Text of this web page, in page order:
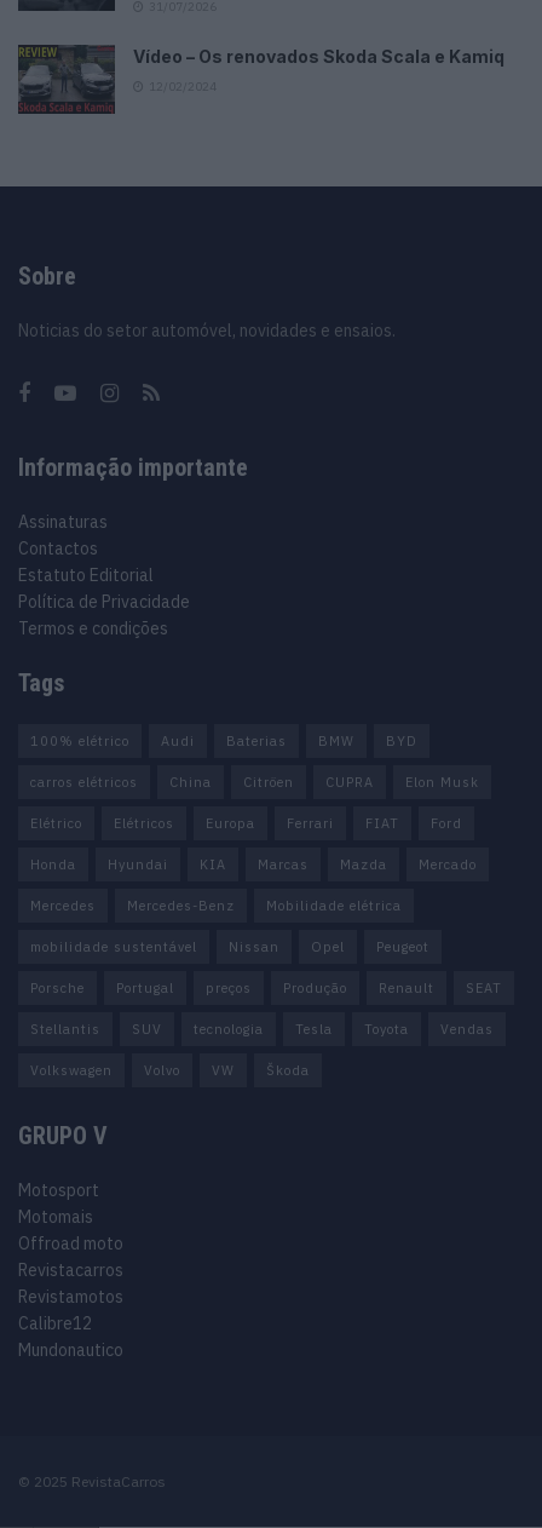
Vídeo – Os renovados Skoda Scala e Kamiq
Sobre
Noticias do setor automóvel, novidades e ensaios.
Informação importante
Assinaturas
Contactos
Estatuto Editorial
Política de Privacidade
Termos e condições
Tags
100% elétrico Audi Baterias BMW BYD
carros elétricos China Citröen CUPRA Elon Musk
Elétrico Elétricos Europa Ferrari FIAT Ford
Honda Hyundai KIA Marcas Mazda Mercado
Mercedes Mercedes-Benz Mobilidade elétrica
mobilidade sustentável Nissan Opel Peugeot
Porsche Portugal preços Produção Renault SEAT
Stellantis SUV tecnologia Tesla Toyota Vendas
Volkswagen Volvo VW Škoda
GRUPO V
Motosport
Motomais
Offroad moto
Revistacarros
Revistamotos
Calibre12
Mundonautico
© 2025 RevistaCarros